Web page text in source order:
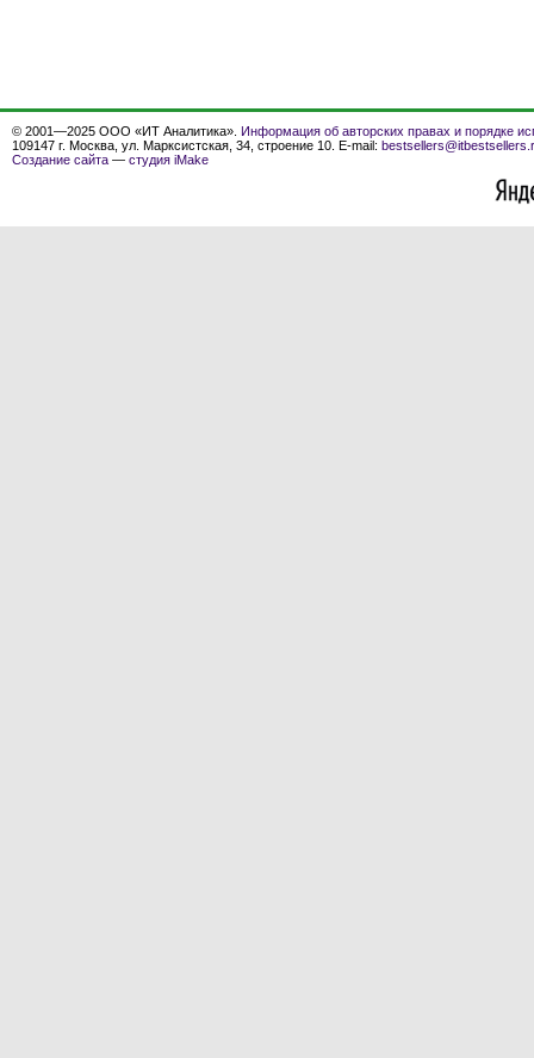
© 2001—2025 ООО «ИТ Аналитика». Информация об авторских правах и порядке
109147 г. Москва, ул. Марксистская, 34, строение 10. E-mail:
Создание сайта — студия iMake